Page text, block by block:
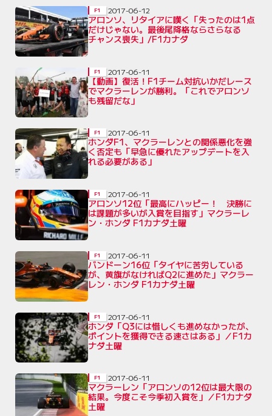
アロンソ、リタイアに嘆く「失ったのは1点
だけじゃない。最後尾降格ならさらなる
チャンス喪失」/F1カナダ
F1 2017-06-12
【動画】復活！F1チーム対抗いかだレース
でマクラーレンが勝利。「これでアロンソ
も残留だな」
F1 2017-06-11
ホンダF1、マクラーレンとの関係悪化を強
く否定も「早急に優れたアップデートを入
れる必要がある」
F1 2017-06-11
アロンソ12位「最高にハッピー！ 決勝に
は課題が多いが入賞を目指す」マクラーレ
ン・ホンダ F1カナダ土曜
F1 2017-06-11
バンドーン16位「タイヤに苦労している
が、黄旗がなければQ2に進めた」マクラー
レン・ホンダ F1カナダ土曜
F1 2017-06-11
ホンダ「Q3には惜しくも進めなかったが、
ポイントを獲得できる速さはある」／F1カ
ナダ土曜
F1 2017-06-11
マクラーレン「アロンソの12位は最大限の
結果。今度こそ今季初入賞を」／F1カナダ
土曜
F1 2017-06-11